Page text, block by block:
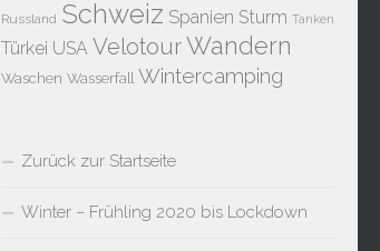
Russland Schweiz Spanien Sturm Tanken
Türkei USA VelotourWandern
Waschen Wasserfall Wintercamping
Zurück zur Startseite
Winter – Frühling 2020 bis Lockdown